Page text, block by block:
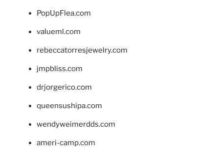
PopUpFlea.com
valueml.com
rebeccatorresjewelry.com
jmpbliss.com
drjorgerico.com
queensushipa.com
wendyweimerdds.com
ameri-camp.com